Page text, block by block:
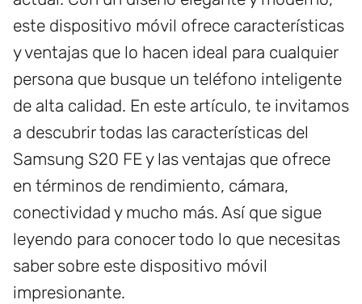
este dispositivo móvil ofrece características
y ventajas que lo hacen ideal para cualquier
persona que busque un teléfono inteligente
de alta calidad. En este artículo, te invitamos
a descubrir todas las características del
Samsung S20 FE y las ventajas que ofrece
en términos de rendimiento, cámara,
conectividad y mucho más. Así que sigue
leyendo para conocer todo lo que necesitas
saber sobre este dispositivo móvil
impresionante.